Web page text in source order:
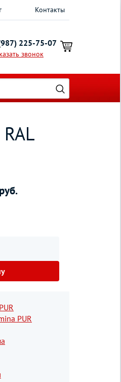
Контакты
225-75-07
звонок
руб.
PUR